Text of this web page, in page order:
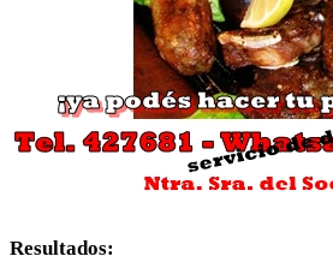
Resultados: